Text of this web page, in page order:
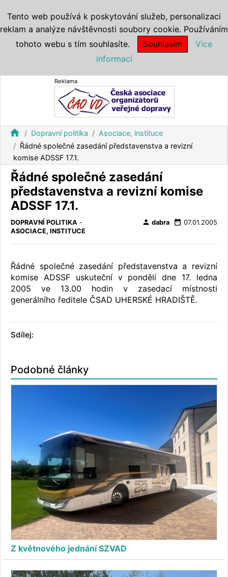
Reklama
home Dopravní politika
Asociace, instituce
Řádné společné zasedání představenstva a revizní
komise ADSSF 17.1.
Řádné společné zasedání
představenstva a revizní komise
ADSSF 17.1.
DOPRAVNÍ POLITIKA -
ASOCIACE, INSTITUCE
person dabra date_range 07.01.2005
Řádné společné zasedání představenstva a revizní
komise ADSSF uskuteční v pondělí dne 17. ledna
2005 ve 13.00 hodin v zasedací místnosti
generálního ředitele ČSAD UHERSKÉ HRADIŠTĚ.
Sdílej:
Podobné články
Z květnového jednání SZVAD
Tento web používá k poskytování služeb, personalizaci
reklam a analýze návštěvnosti soubory cookie. Používáním
tohoto webu s tím souhlasíte.
Souhlasím
Více
informací